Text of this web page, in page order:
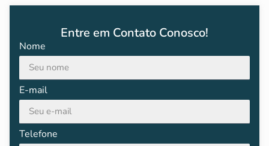
Entre em Contato Conosco!
Nome
E-mail
Telefone